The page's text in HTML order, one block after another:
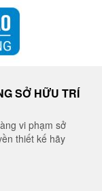
SỞ HỮU TRÍ
vi phạm sở
thiết kế hãy